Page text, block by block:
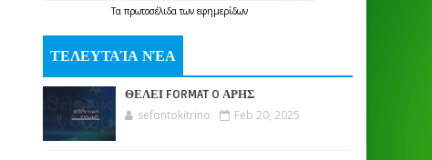
Τα πρωτοσέλιδατων εφημερίδων
ΤΕΛΕΥΤΑΊΑ ΝΈΑ
ΘΕΛΕΙ FORMAT O ΑΡΗΣ
sefontokitrino Feb 20, 2025